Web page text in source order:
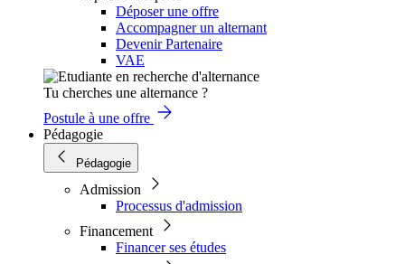
Déposer une offre
Accompagner un alternant
Devenir Partenaire
VAE
Tu cherches une alternance ?
Postule à une offre
Pédagogie
Pédagogie
Admission
Processus d'admission
Financement
Financer ses études